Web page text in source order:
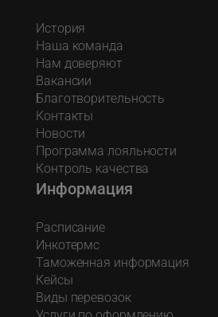
История
Наша команда
Нам доверяют
Вакансии
Благотворительность
Контакты
Новости
Программа лояльности
Контроль качества
Информация
Расписание
Инкотермс
Таможенная информация
Кейсы
Виды перевозок